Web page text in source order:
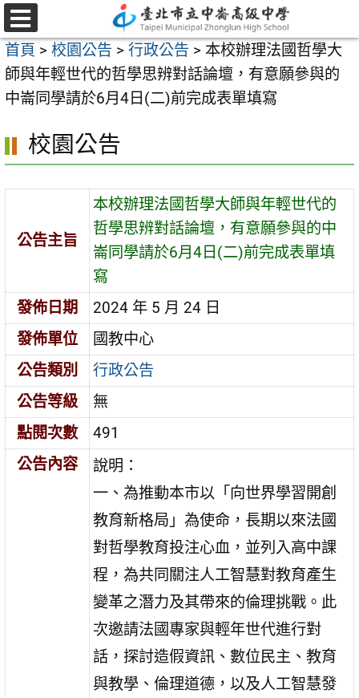
跳
至
主
要
內
區
選
單
首頁 > 校園公告 > 行政公告 > 本校辦理法國哲學大
師與年輕世代的哲學思辨對話論壇，有意願參與的
中崙同學請於6月4日(二)前完成表單填寫
校園公告
公告主旨
本校辦理法國哲學大師與年輕世代的
哲學思辨對話論壇，有意願參與的中
崙同學請於6月4日(二)前完成表單填
寫
發佈日期
2024 年 5 月 24 日
發佈單位
國教中心
公告類別
行政公告
公告等級
無
點閱次數
491
公告內容
說明：
一、為推動本市以「向世界學習開創
教育新格局」為使命，長期以來法國
對哲學教育投注心血，並列入高中課
程，為共同關注人工智慧對教育產生
變革之潛力及其帶來的倫理挑戰。此
次邀請法國專家與輕年世代進行對
話，探討造假資訊、數位民主、教育
與教學、倫理道德，以及人工智慧發